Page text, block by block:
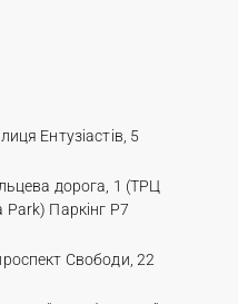
Ентузіастів, 5
дорога, 1 (ТРЦ
Park) Паркінг Р7
Свободи, 22